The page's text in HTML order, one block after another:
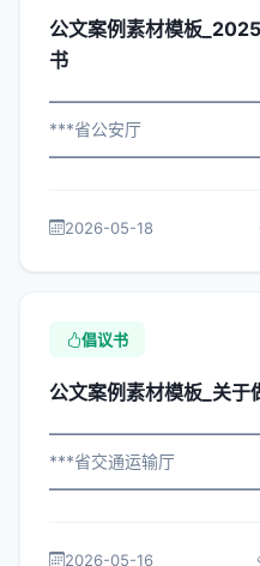
公文案例素材模板
书
***省公安厅
为深入贯彻落实习近平总书
2026-05-18
倡议书
公文案例素材模板_关于
***省交通运输厅
2026-05-16